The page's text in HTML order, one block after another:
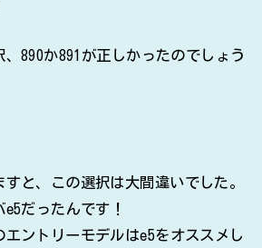
890か891が正しかったのでしょう
と、この選択は大間違いでした。
だったんです！
エントリーモデルはe5をオススメし